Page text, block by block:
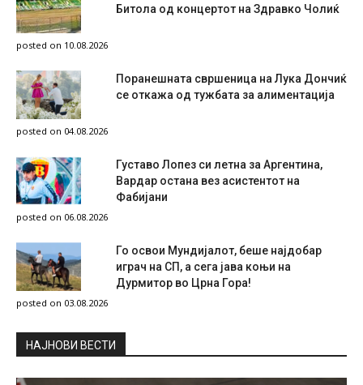
Битола од концертот на Здравко Чолиќ
posted on 10.08.2026
Поранешната свршеница на Лука Дончиќ
се откажа од тужбата за алиментација
posted on 04.08.2026
Густаво Лопез си летна за Аргентина,
Вардар остана вез асистентот на
Фабијани
posted on 06.08.2026
Го освои Мундијалот, беше најдобар
играч на СП, а сега јава коњи на
Дурмитор во Црна Гора!
posted on 03.08.2026
НAЈНОВИ ВЕСТИ